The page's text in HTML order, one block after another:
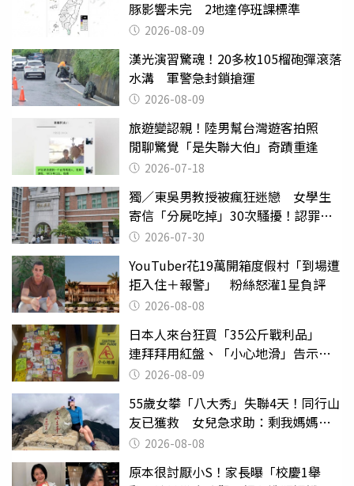
豚影響未完 2地達停班課標準
2026-08-09
漢光演習驚魂！20多枚105榴砲彈滾落
水溝 軍警急封鎖搶運
2026-08-09
旅遊變認親！陸男幫台灣遊客拍照
閒聊驚覺「是失聯大伯」奇蹟重逢
2026-07-18
獨／東吳男教授被瘋狂迷戀 女學生
寄信「分屍吃掉」30次騷擾！認罪免
關 2026-07-30
YouTuber花19萬開箱度假村「到場遭
拒入住＋報警」 粉絲怒灌1星負評
2026-08-08
日本人來台狂買「35公斤戰利品」
連拜拜用紅盤、「小心地滑」告示牌
也帶回家
2026-08-09
55歲女攀「八大秀」失聯4天！同行山
友已獲救 女兒急求助：剩我媽媽還
沒找到
2026-08-08
原本很討厭小S！家長曝「校慶1舉